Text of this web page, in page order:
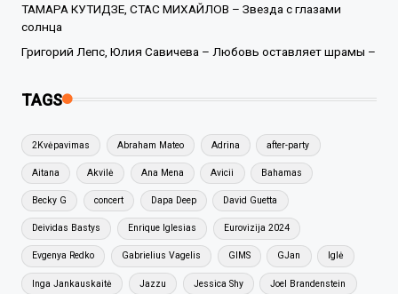
ТАМАРА КУТИДЗЕ, СТАС МИХАЙЛОВ – Звезда с глазами
солнца
Григорий Лепс, Юлия Савичева – Любовь оставляет шрамы –
TAGS
2Kvėpavimas Abraham Mateo Adrina after-party
Aitana Akvilė Ana Mena Avicii Bahamas
Becky G concert Dapa Deep David Guetta
Deividas Bastys Enrique Iglesias Eurovizija 2024
Evgenya Redko Gabrielius Vagelis GIMS GJan Iglė
Inga Jankauskaitė Jazzu Jessica Shy Joel Brandenstein